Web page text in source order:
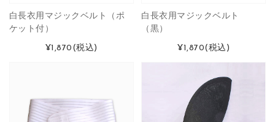
白長衣用マジックベルト（ポ
ケット付）
¥1,870 (税込)
白長衣用マジックベルト
（黒）
¥1,870(税込)